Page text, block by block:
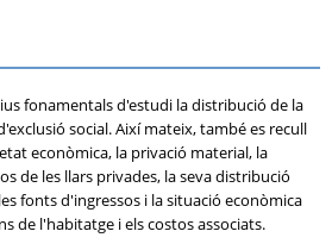
fonamentals d'estudi la distribució de la
social. Així mateix, també es recull
econòmica, la privació material, la
de les llars privades, la seva distribució
fonts d'ingressos i la situació econòmica
de l'habitatge i els costos associats.